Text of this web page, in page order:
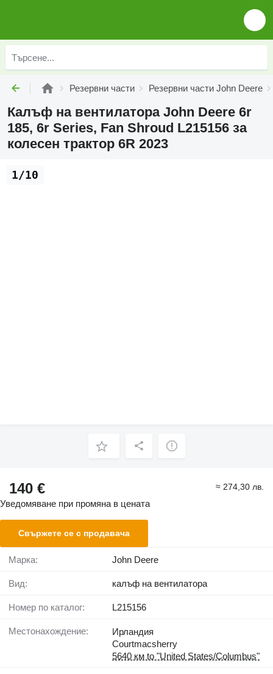
Резервни части Резервни части John Deere
Калъф на вентилатора John Deere 6r
185, 6r Series, Fan Shroud L215156 за
колесен трактор 6R 2023
1/10
140 € ≈ 274,30 лв.
Уведомяване при промяна в цената
Свържете се с продавача
Марка: John Deere
Вид: калъф на вентилатора
Номер по каталог: L215156
Местонахождение:
Ирландия
Courtmacsherry
5640 км to "United States/Columbus"